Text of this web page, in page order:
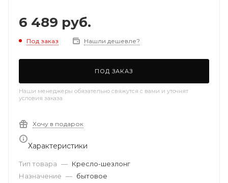
6 489 руб.
Под заказ Нашли дешевле?
ПОД ЗАКАЗ
Наши менеджеры обязательно свяжутся с вами и уточнят
условия заказа
Хочу в подарок
Характеристики
Тип товара — Кресло-шезлонг
Назначение — бытовое